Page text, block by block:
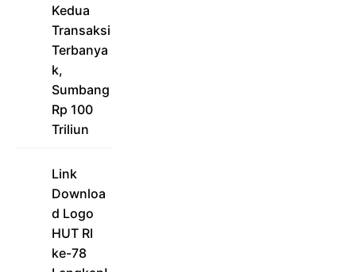
Kedua
Transaksi
Terbanya
k,
Sumbang
Rp 100
Triliun
Link
Downloa
d Logo
HUT RI
ke-78